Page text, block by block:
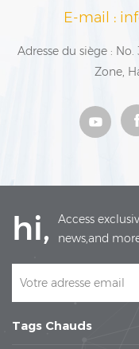
E-mail :
Adresse du siège :
Zone,
hi,
Access
news,and
Tags Chauds